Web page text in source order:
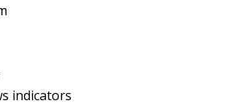
indicators